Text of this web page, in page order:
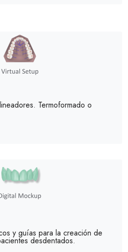
Termoformado o
y guías para la creación de
desdentados.